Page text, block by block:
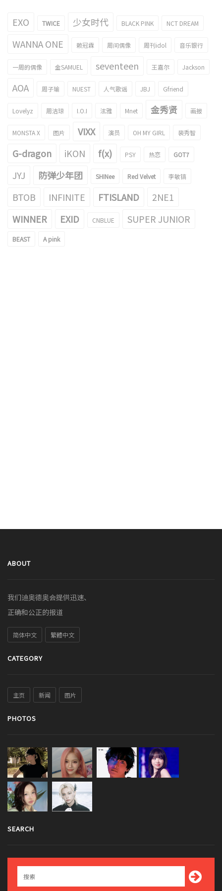
EXO TWICE 少女时代 BLACK PINK NCT DREAM
WANNA ONE 赖冠霖 周间偶像 周刊idol 音乐银行
一周的偶像 金SAMUEL seventeen 王嘉尔 Jackson
AOA 周子瑜 NUEST 人气歌谣 JBJ Gfriend
Lovelyz 周洁琼 I.O.I 泫雅 Mnet 金秀贤 画报
MONSTA X 图片 VIXX 演员 OH MY GIRL 裴秀智
G-dragon iKON f(x) PSY 热恋 GOT7
JYJ 防弹少年团 SHINee Red Velvet 李敏镐
BTOB INFINITE FTISLAND
2NE1
WINNER
EXID CNBLUE SUPER JUNIOR
BEAST A pink
ABOUT
我们迪奥德奥会提供迅速、
正确和公正的报道
简体中文 繁體中文
CATEGORY
主页 新闻 图片
PHOTOS
SEARCH